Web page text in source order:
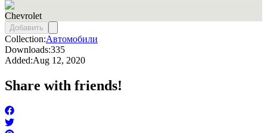
Chevrolet
Добавить
Collection:Автомобили
Downloads:335
Added:Aug 12, 2020
Share with friends!